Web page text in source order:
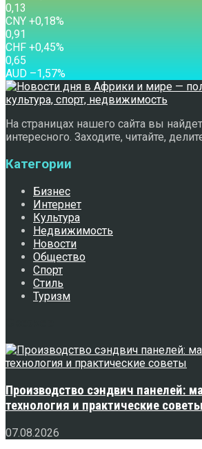
0,13
CNY +0,18%
0,91
CHF +0,45%
0,65
AUD –1,57%
На страницах нашего сайта вы
интересного. Заходите, читайте,
Категории
Бизнес
Интернет
Культура
Недвижимость
Новости
Общество
Спорт
Стиль
Туризм
Производство сэндвич панелей:
технология и практические советы
07.08.2026